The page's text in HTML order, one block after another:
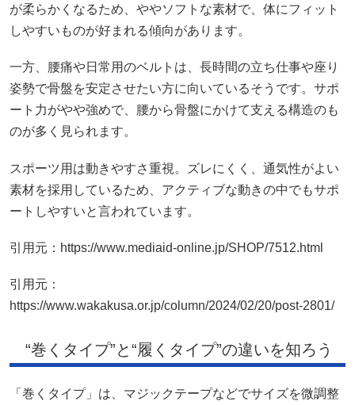
が柔らかくなるため、ややソフトな素材で、体にフィット
しやすいものが好まれる傾向があります。
一方、腰痛や日常用のベルトは、長時間の立ち仕事や座り
姿勢で骨盤を安定させたい方に向いているそうです。サポ
ート力がやや強めで、腰から骨盤にかけて支える構造のも
のが多く見られます。
スポーツ用は動きやすさ重視。ズレにくく、通気性がよい
素材を採用しているため、アクティブな動きの中でもサポ
ートしやすいと言われています。
引用元：https://www.mediaid-online.jp/SHOP/7512.html
引用元：
https://www.wakakusa.or.jp/column/2024/02/20/post-2801/
“巻くタイプ”と“履くタイプ”の違いを知ろう
「巻くタイプ」は、マジックテープなどでサイズを微調整